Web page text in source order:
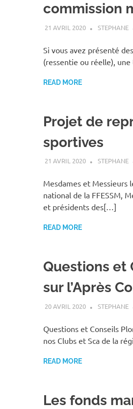
commission
21 AVRIL 2020 STEPHANE
Si vous avez présenté
(ressentie ou réelle),
READ MORE
Projet de
sportives
21 AVRIL 2020 STEPHANE
Mesdames et Messieurs
national de la FFESSM,
et présidents des[…]
READ MORE
Questions et
sur l’Après
20 AVRIL 2020 STEPHANE
Questions et Conseils
nos Clubs et Sca de la
READ MORE
Les fonds